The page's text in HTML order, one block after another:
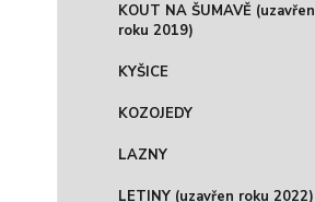
KOUT NA ŠUMAVĚ (uzavřen
roku 2019)
KYŠICE
KOZOJEDY
LAZNY
LETINY (uzavřen roku 2022)